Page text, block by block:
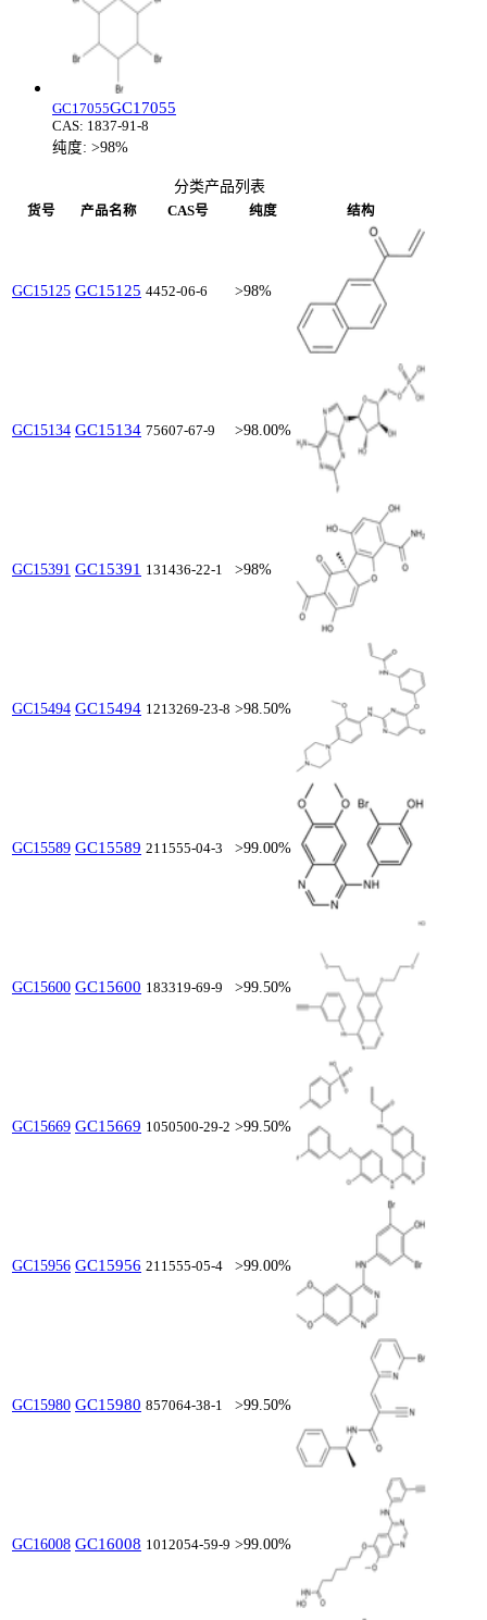
GC17055GC17055
CAS: 1837-91-8
纯度: >98%
分类产品列表
货号 产品名称 CAS号 纯度 结构
GC15125 GC15125 4452-06-6 >98%
GC15134 GC15134 75607-67-9 >98.00%
GC15391 GC15391 131436-22-1 >98%
GC15494 GC15494 1213269-23-8 >98.50%
GC15589 GC15589 211555-04-3 >99.00%
GC15600 GC15600 183319-69-9 >99.50%
GC15669 GC15669 1050500-29-2 >99.50%
GC15956 GC15956 211555-05-4 >99.00%
GC15980 GC15980 857064-38-1 >99.50%
GC16008 GC16008 1012054-59-9 >99.00%